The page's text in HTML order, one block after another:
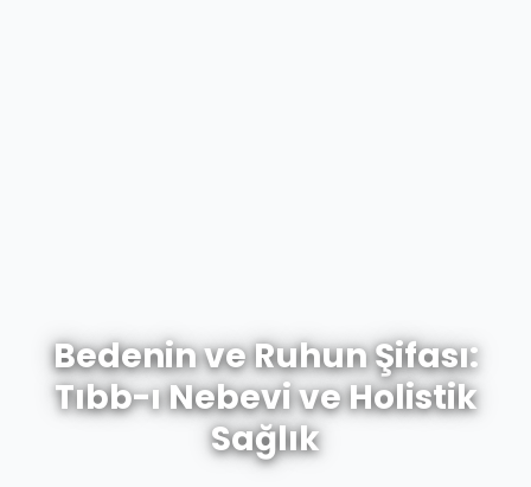
Bedenin ve Ruhun Şifası:
Tıbb-ı Nebevi ve Holistik
Sağlık